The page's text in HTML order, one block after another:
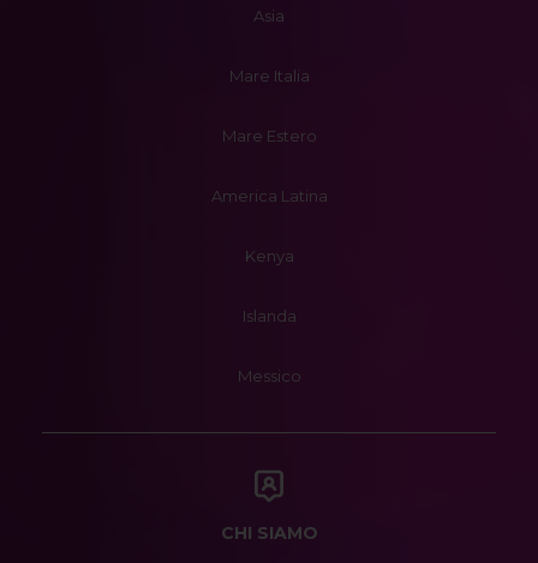
Asia
Mare Italia
Mare Estero
America Latina
Kenya
Islanda
Messico
CHI SIAMO